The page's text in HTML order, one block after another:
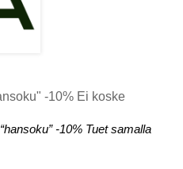
-10% Ei koske
-10% Tuet samalla